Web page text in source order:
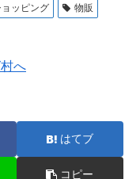
ッピング
物販
はてブ
コピー